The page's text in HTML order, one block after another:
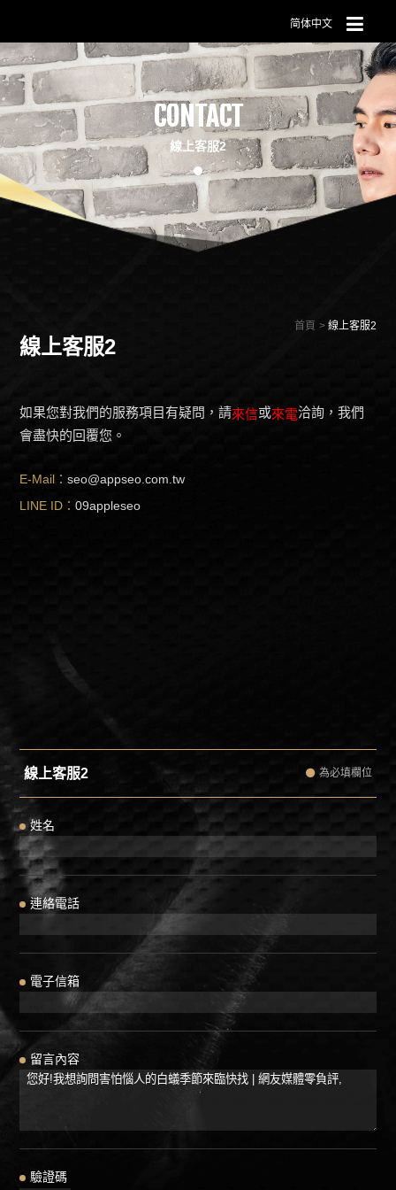
简体中文
CONTACT
線上客服2
首頁 線上客服2
線上客服2
如果您對我們的服務項目有疑問，請來信或來電洽詢，我們
會盡快的回覆您。
E-Mail：seo@appseo.com.tw
LINE ID：09appleseo
線上客服2 為必填欄位
姓名
連絡電話
電子信箱
留言內容
驗證碼